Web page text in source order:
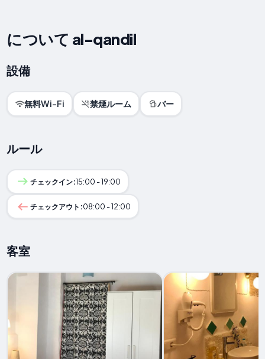
について al-qandil
設備
無料Wi-Fi 禁煙ルーム バー
ルール
チェックイン:15:00 - 19:00
チェックアウト:08:00 - 12:00
客室